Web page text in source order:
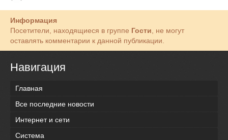
Информация
Посетители, находящиеся в группе Гости , не могут
оставлять комментарии к данной публикации.
Навигация
Главная
Все последние новости
Интернет и сети
Система